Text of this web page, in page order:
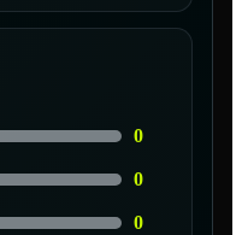
0
0
0